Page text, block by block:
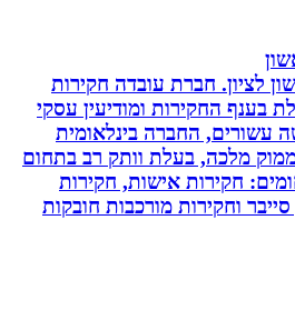
חברת עובדה חקירות
החקירות ומודיעין עסקי
החברה בינלאומית
מלכה, בעלת וותק רב בתחום
חקירות אישות, חקירות
וחקירות מורכבות חובקות